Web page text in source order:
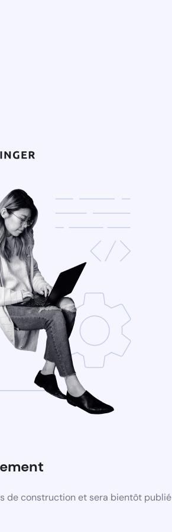
de construction et sera bientôt publié